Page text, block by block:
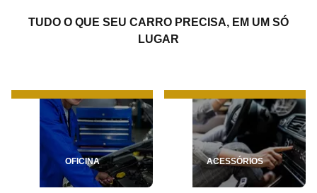
TUDO O QUE SEU CARRO PRECISA, EM UM SÓ
LUGAR
OFICINA ACESSÓRIOS